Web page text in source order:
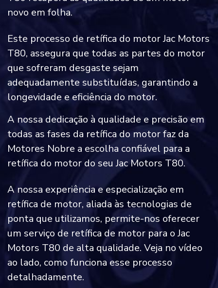
novo em folha.
Este processo de retífica do motor Jac Motors
T80, assegura que todas as partes do motor
que sofreram desgaste sejam
adequadamente substituídas, garantindo a
longevidade e eficiência do motor.
A nossa dedicação à qualidade e precisão em
todas as fases da retífica do motor faz da
Motores Nobre a escolha confiável para a
retífica do motor do seu Jac Motors T80.
A nossa experiência e especialização em
retífica de motor, aliada às tecnologias de
ponta que utilizamos, permite-nos oferecer
um serviço de retífica de motor para o Jac
Motors T80 de alta qualidade. Veja no vídeo
ao lado, como funciona esse processo
detalhadamente.